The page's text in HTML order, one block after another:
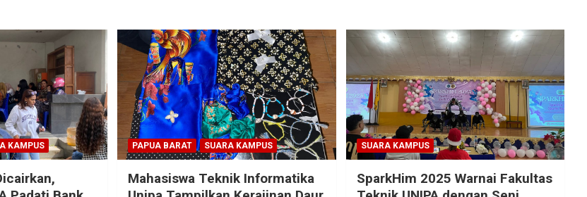
KAMPUS PAPUA BARAT SUARA KAMPUS
Mahasiswa Teknik Informatika
SUARA KAMPUS
SparkHim 2025 Warnai Fakultas